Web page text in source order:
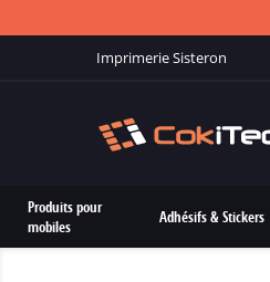
Imprimerie Sisteron
Produits pour
mobiles
Adhésifs & Stickers